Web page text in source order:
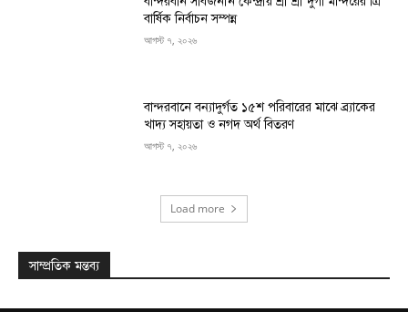
বার্ষিক নির্বাচন সম্পন্ন
আগস্ট ৭, ২০২৬
বান্দরবানে বন্যাদুর্গত ১৫শ পরিবারের মাঝে ব্র্যাকের
খাদ্য সহায়তা ও নগদ অর্থ বিতরণ
আগস্ট ৭, ২০২৬
Load more
সাম্প্রতিক মন্তব্য